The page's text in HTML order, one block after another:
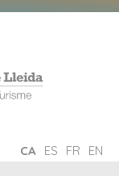
CA ES FR EN